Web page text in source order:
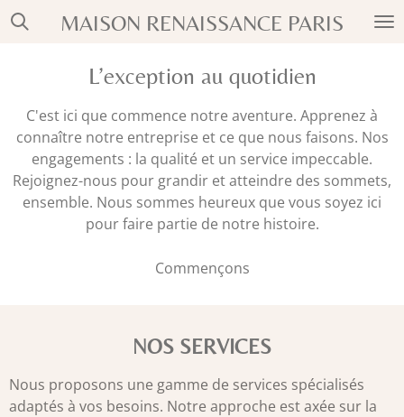
Passer
MAISON RENAISSANCE PARIS
L’exception au quotidien
C'est ici que commence notre aventure. Apprenez à
connaître notre entreprise et ce que nous faisons. Nos
engagements : la qualité et un service impeccable.
Rejoignez-nous pour grandir et atteindre des sommets,
ensemble. Nous sommes heureux que vous soyez ici
pour faire partie de notre histoire.
Commençons
NOS SERVICES
Nous proposons une gamme de services spécialisés
adaptés à vos besoins. Notre approche est axée sur la